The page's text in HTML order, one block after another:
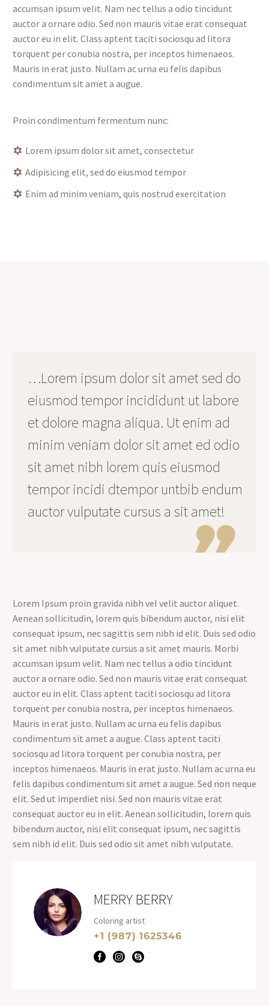
accumsan ipsum velit. Nam nec tellus a odio tincidunt
auctor a ornare odio. Sed non mauris vitae erat consequat
auctor eu in elit. Class aptent taciti sociosqu ad litora
torquent per conubia nostra, per inceptos himenaeos.
Mauris in erat justo. Nullam ac urna eu felis dapibus
condimentum sit amet a augue.
Proin condimentum fermentum nunc:
Lorem ipsum dolor sit amet, consectetur
Adipisicing elit, sed do eiusmod tempor
Enim ad minim veniam, quis nostrud exercitation
…Lorem ipsum dolor sit amet sed do
eiusmod tempor incididunt ut labore
et dolore magna aliqua. Ut enim ad
minim veniam dolor sit amet ed odio
sit amet nibh lorem quis eiusmod
tempor incidi dtempor untbib endum
auctor vulputate cursus a sit amet!

Lorem Ipsum proin gravida nibh vel velit auctor aliquet.
Aenean sollicitudin, lorem quis bibendum auctor, nisi elit
consequat ipsum, nec sagittis sem nibh id elit. Duis sed odio
sit amet nibh vulputate cursus a sit amet mauris. Morbi
accumsan ipsum velit. Nam nec tellus a odio tincidunt
auctor a ornare odio. Sed non mauris vitae erat consequat
auctor eu in elit. Class aptent taciti sociosqu ad litora
torquent per conubia nostra, per inceptos himenaeos.
Mauris in erat justo. Nullam ac urna eu felis dapibus
condimentum sit amet a augue. Class aptent taciti
sociosqu ad litora torquent per conubia nostra, per
inceptos himenaeos. Mauris in erat justo. Nullam ac urna eu
felis dapibus condimentum sit amet a augue. Sed non neque
elit. Sed ut imperdiet nisi. Sed non mauris vitae erat
consequat auctor eu in elit. Aenean sollicitudin, lorem quis
bibendum auctor, nisi elit consequat ipsum, nec sagittis
sem nibh id elit. Duis sed odio sit amet nibh vulputate.
MERRY BERRY
Coloring artist
+1 (987) 1625346